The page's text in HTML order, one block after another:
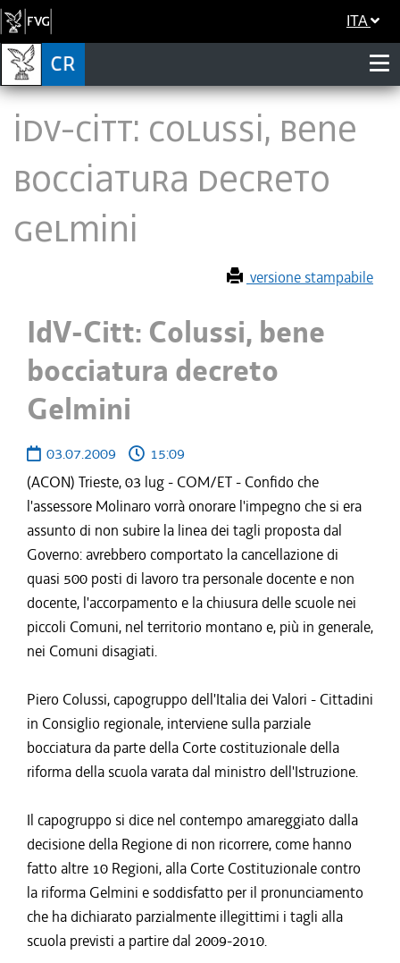
ITA
IdV-Citt: Colussi, bene
bocciatura decreto
Gelmini
versione stampabile
IdV-Citt: Colussi, bene
bocciatura decreto
Gelmini
03.07.2009
15:09
(ACON) Trieste, 03 lug - COM/ET - Confido che
l'assessore Molinaro vorrà onorare l'impegno che si era
assunto di non subire la linea dei tagli proposta dal
Governo: avrebbero comportato la cancellazione di
quasi 500 posti di lavoro tra personale docente e non
docente, l'accorpamento e la chiusura delle scuole nei
piccoli Comuni, nel territorio montano e, più in generale,
nei Comuni disagiati.
Piero Colussi, capogruppo dell'Italia dei Valori - Cittadini
in Consiglio regionale, interviene sulla parziale
bocciatura da parte della Corte costituzionale della
riforma della scuola varata dal ministro dell'Istruzione.
Il capogruppo si dice nel contempo amareggiato dalla
decisione della Regione di non ricorrere, come hanno
fatto altre 10 Regioni, alla Corte Costituzionale contro
la riforma Gelmini e soddisfatto per il pronunciamento
che ha dichiarato parzialmente illegittimi i tagli alla
scuola previsti a partire dal 2009-2010.